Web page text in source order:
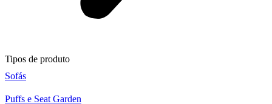
Tipos de produto
Sofás
Puffs e Seat Garden